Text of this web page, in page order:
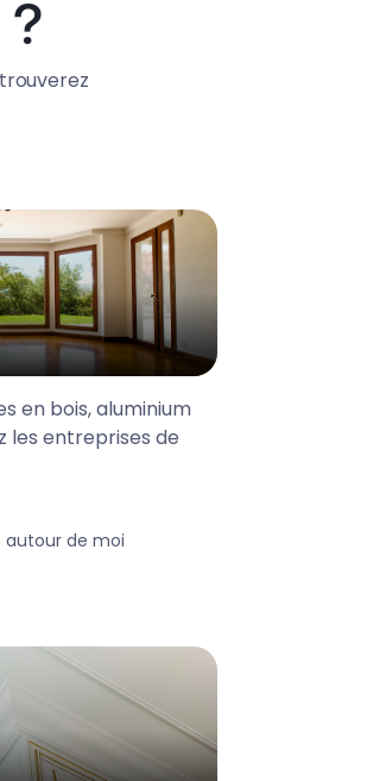
en bois, aluminium
les entreprises de
autour de moi